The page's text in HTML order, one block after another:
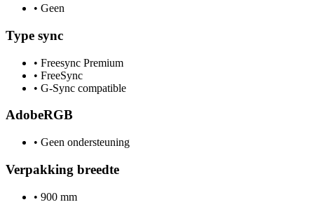
• Geen
Type sync
• Freesync Premium
• FreeSync
• G-Sync compatible
AdobeRGB
• Geen ondersteuning
Verpakking breedte
• 900 mm